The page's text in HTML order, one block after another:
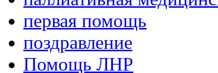
первая помощь
поздравление
Помощь ЛНР